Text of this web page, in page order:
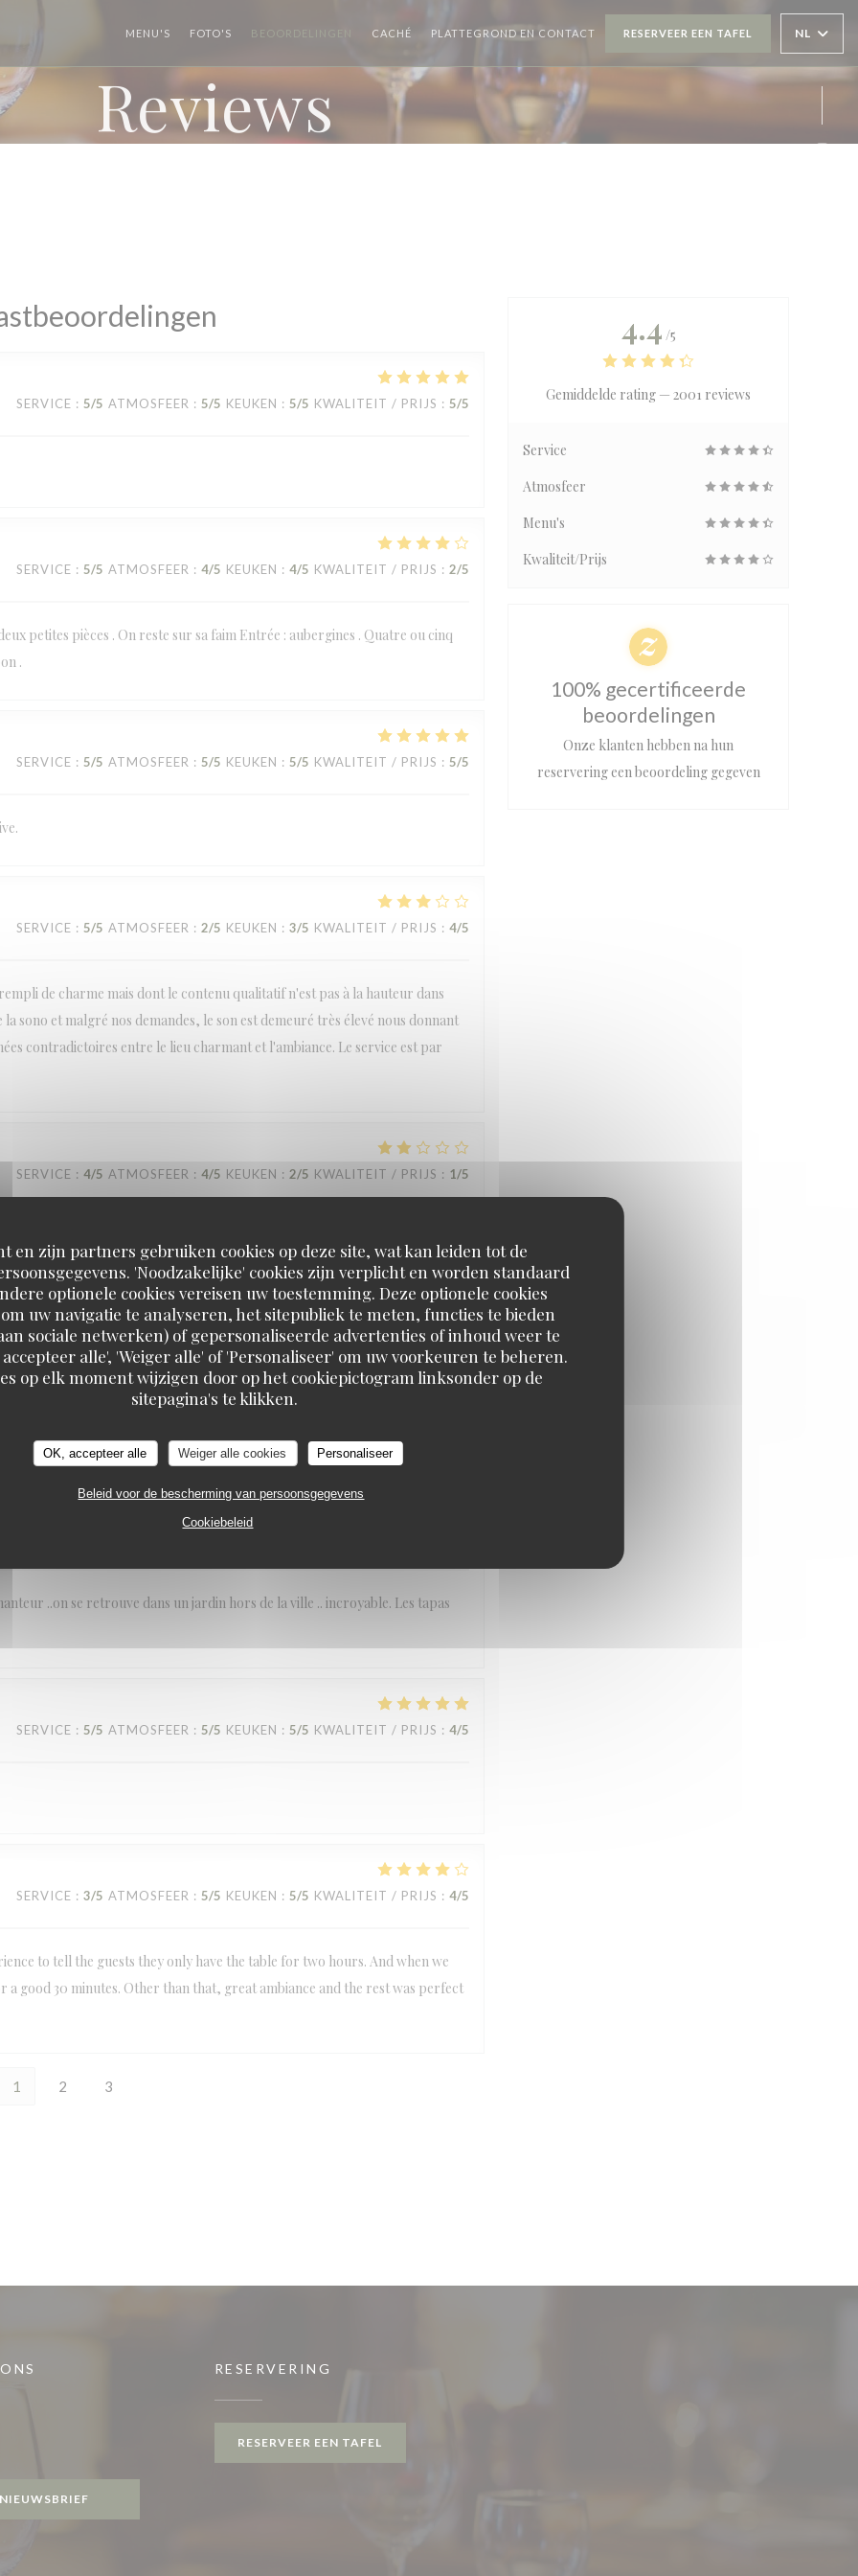
en zijn partners gebruiken cookies op deze site, wat kan leiden tot de
'Noodzakelijke' cookies zijn verplicht en worden standaard
optionele cookies vereisen uw toestemming. Deze optionele cookies
uw navigatie te analyseren, het sitepubliek te meten, functies te bieden
sociale netwerken) of gepersonaliseerde advertenties of inhoud weer te
alle', 'Weiger alle' of 'Personaliseer' om uw voorkeuren te beheren.
op elk moment wijzigen door op het cookiepictogram linksonder op de
sitepagina's te klikken.
OK, accepteer alle Weiger alle cookies Personaliseer
Beleid voor de bescherming van persoonsgegevens
Cookiebeleid
MENU'S FOTO'S BEOORDELINGEN CACHÉ ((OPENT IN EEN NIEUW VENSTER))
PLATTEGROND EN CONTACT RESERVEER EEN TAFEL NL
Reviews
SERVICE : 5/5 ATMOSFEER : 5/5 KEUKEN : 5/5 KWALITEIT / PRIJS : 5/5
SERVICE : 5/5 ATMOSFEER : 4/5 KEUKEN : 4/5 KWALITEIT / PRIJS : 2/5
petites pièces . On reste sur sa faim Entrée : aubergines . Quatre ou cinq
.
SERVICE : 5/5 ATMOSFEER : 5/5 KEUKEN : 5/5 KWALITEIT / PRIJS : 5/5
SERVICE : 5/5 ATMOSFEER : 2/5 KEUKEN : 3/5 KWALITEIT / PRIJS : 4/5
de charme mais dont le contenu qualitatif n'est pas à la hauteur dans
sono et malgré nos demandes, le son est demeuré très élevé nous donnant
contradictoires entre le lieu charmant et l'ambiance. Le service est par
SERVICE : 4/5 ATMOSFEER : 4/5 KEUKEN : 2/5 KWALITEIT / PRIJS : 1/5
SERVICE: 5/5 ATMOSFEER : 5 /5 KEUKEN: 5/5 KWALITEIT / PRIJS: 5/5
SERVICE: 5/5 ATMOSFEER: 5/5 KEUKEN: 5 KWALITEIT / PRIJS
..on se retrouve dans un jardin hors de la ville .. incroyable. Les tapas
SERVICE : 5/5 ATMOSFEER : 5/5 KEUKEN : 5/5 KWALITEIT / PRIJS : 4/5
SERVICE : 3/5 ATMOSFEER : 5/5 KEUKEN : 5/5 KWALITEIT / PRIJS : 4/5
to tell the guests they only have the table for two hours. And when we
good 30 minutes. Other than that, great ambiance and the rest was perfect
1 2 3
4.4 /5
Gemiddelde rating — 2001 reviews
Service
Atmosfeer
Menu's
Kwaliteit/Prijs
100% gecertificeerde
beoordelingen
Onze klanten hebben na hun
reservering een beoordeling gegeven
NIEUWSBRIEF
RESERVERING
RESERVEER EEN TAFEL